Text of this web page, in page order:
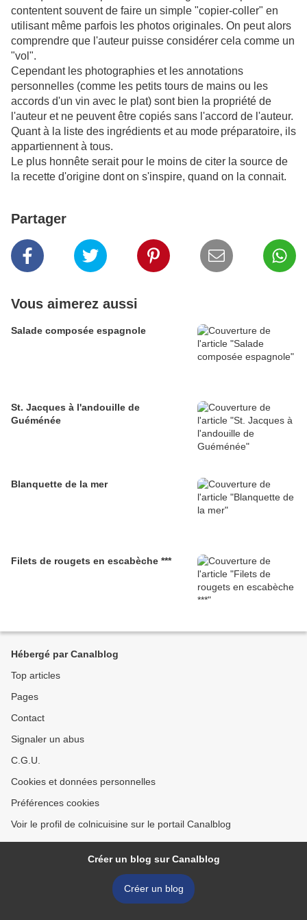
contentent souvent de faire un simple "copier-coller" en
utilisant même parfois les photos originales. On peut alors
comprendre que l'auteur puisse considérer cela comme un
"vol".
Cependant les photographies et les annotations
personnelles (comme les petits tours de mains ou les
accords d'un vin avec le plat) sont bien la propriété de
l'auteur et ne peuvent être copiés sans l'accord de l'auteur.
Quant à la liste des ingrédients et au mode préparatoire, ils
appartiennent à tous.
Le plus honnête serait pour le moins de citer la source de
la recette d'origine dont on s'inspire, quand on la connait.
Partager
Vous aimerez aussi
Salade composée espagnole
St. Jacques à l'andouille de
Guéménée
Blanquette de la mer
Filets de rougets en escabèche ***
Hébergé par Canalblog
Top articles
Pages
Contact
Signaler un abus
C.G.U.
Cookies et données personnelles
Préférences cookies
Voir le profil de colnicuisine sur le portail Canalblog
Créer un blog sur Canalblog
Créer un blog